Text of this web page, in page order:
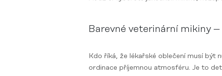
Barevné veterinární mikiny
Kdo říká, že lékařské oblečení musí být
ordinace příjemnou atmosféru. Je to